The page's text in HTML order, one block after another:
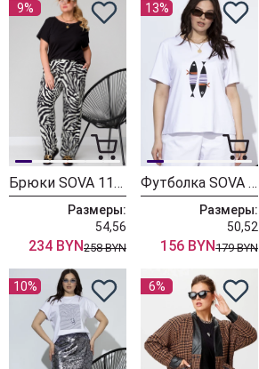
9%
Брюки SOVA 11140 дизайн зебра
Размеры:
54,56
234 BYN258 BYN
13%
Футболка SOVA 11173 белый
Размеры:
50,52
156 BYN179 BYN
10% 6%